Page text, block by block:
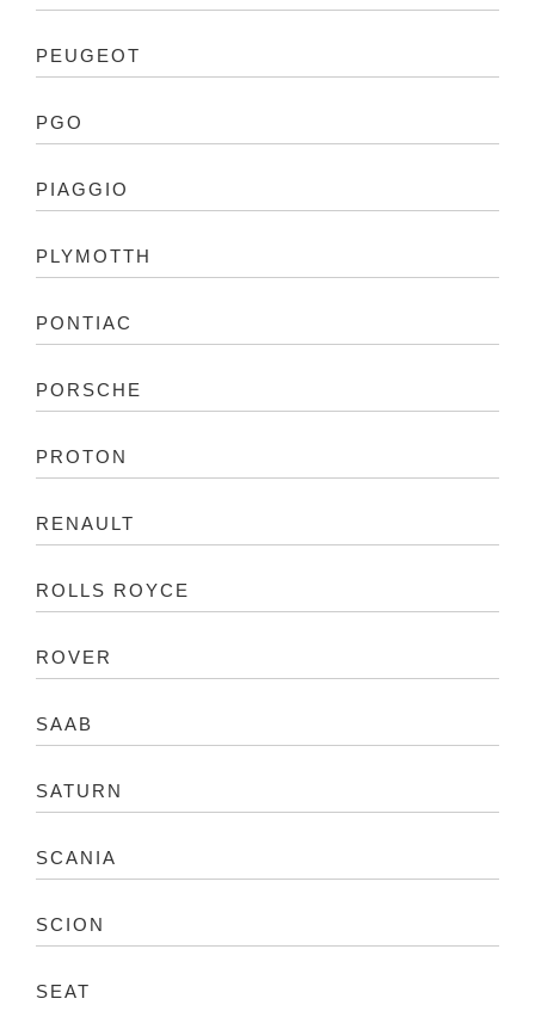
PEUGEOT
PGO
PIAGGIO
PLYMOTTH
PONTIAC
PORSCHE
PROTON
RENAULT
ROLLS ROYCE
ROVER
SAAB
SATURN
SCANIA
SCION
SEAT